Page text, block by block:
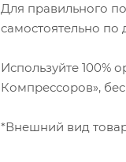
Для правильного
самостоятельно по
Используйте 100%
Компрессоров»,
*Внешний вид